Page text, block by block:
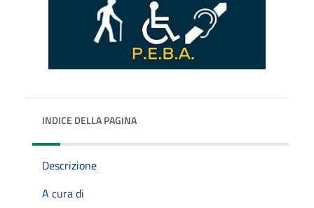
INDICE DELLA PAGINA
Descrizione
A cura di